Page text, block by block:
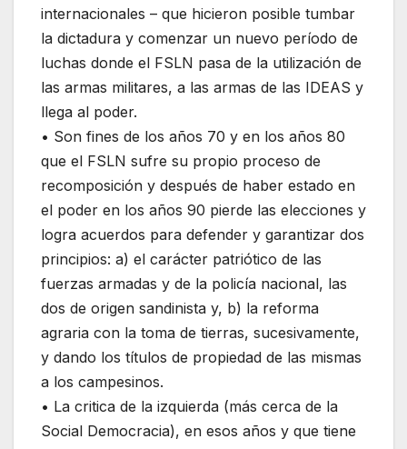
internacionales – que hicieron posible tumbar
la dictadura y comenzar un nuevo período de
luchas donde el FSLN pasa de la utilización de
las armas militares, a las armas de las IDEAS y
llega al poder.
• Son fines de los años 70 y en los años 80
que el FSLN sufre su propio proceso de
recomposición y después de haber estado en
el poder en los años 90 pierde las elecciones y
logra acuerdos para defender y garantizar dos
principios: a) el carácter patriótico de las
fuerzas armadas y de la policía nacional, las
dos de origen sandinista y, b) la reforma
agraria con la toma de tierras, sucesivamente,
y dando los títulos de propiedad de las mismas
a los campesinos.
• La critica de la izquierda (más cerca de la
Social Democracia), en esos años y que tiene